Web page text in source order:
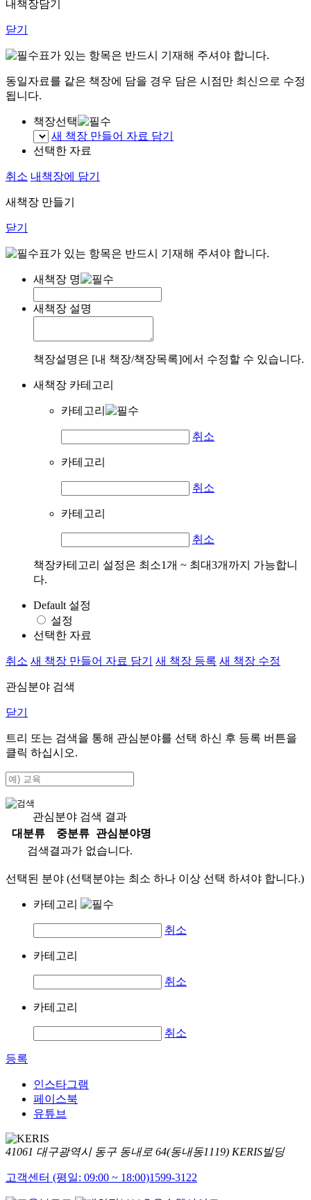
내책장담기
닫기
표가 있는 항목은 반드시 기재해 주셔야 합니다.
동일자료를 같은 책장에 담을 경우 담은 시점만 최신으로 수정
됩니다.
책장선택
새 책장 만들어 자료 담기
선택한 자료
취소 내책장에 담기
새책장 만들기
닫기
표가 있는 항목은 반드시 기재해 주셔야 합니다.
새책장 명
새책장 설명
책장설명은 [내 책장/책장목록]에서 수정할 수 있습니다.
새책장 카테고리
카테고리
취소
카테고리
취소
카테고리
취소
책장카테고리 설정은 최소1개 ~ 최대3개까지 가능합니
다.
Default 설정
설정
선택한 자료
취소 새 책장 만들어 자료 담기 새 책장 등록 새 책장 수정
관심분야 검색
닫기
트리 또는 검색을 통해 관심분야를 선택 하신 후 등록 버튼을
클릭 하십시오.
관심분야 검색 결과
대분류
중분류
관심분야명
검색결과가 없습니다.
선택된 분야 (선택분야는 최소 하나 이상 선택 하셔야 합니다.)
카테고리
취소
카테고리
취소
카테고리
취소
등록
인스타그램
페이스북
유튜브
41061 대구광역시 동구 동내로 64(동내동1119) KERIS빌딩
고객센터 (평일: 09:00 ~ 18:00)1599-3122